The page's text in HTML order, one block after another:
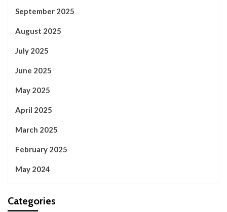
September 2025
August 2025
July 2025
June 2025
May 2025
April 2025
March 2025
February 2025
May 2024
Categories